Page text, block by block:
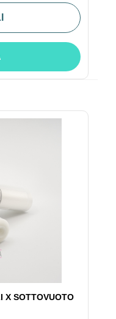
X SOTTOVUOTO